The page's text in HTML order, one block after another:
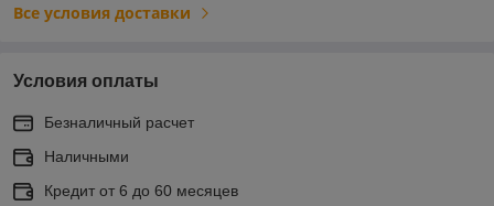
Все условия доставки
Условия оплаты
Безналичный расчет
Наличными
Кредит от 6 до 60 месяцев